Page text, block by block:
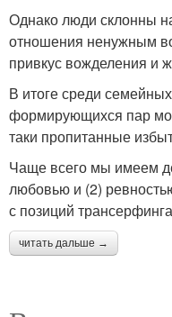
Однако люди склонны
отношения ненужным
привкус вожделения и
В итоге среди
формирующихся пар
таки пропитанные
Чаще всего мы имеем
любовью и (2)
с позиций
читать дальше →